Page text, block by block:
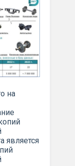
на
является